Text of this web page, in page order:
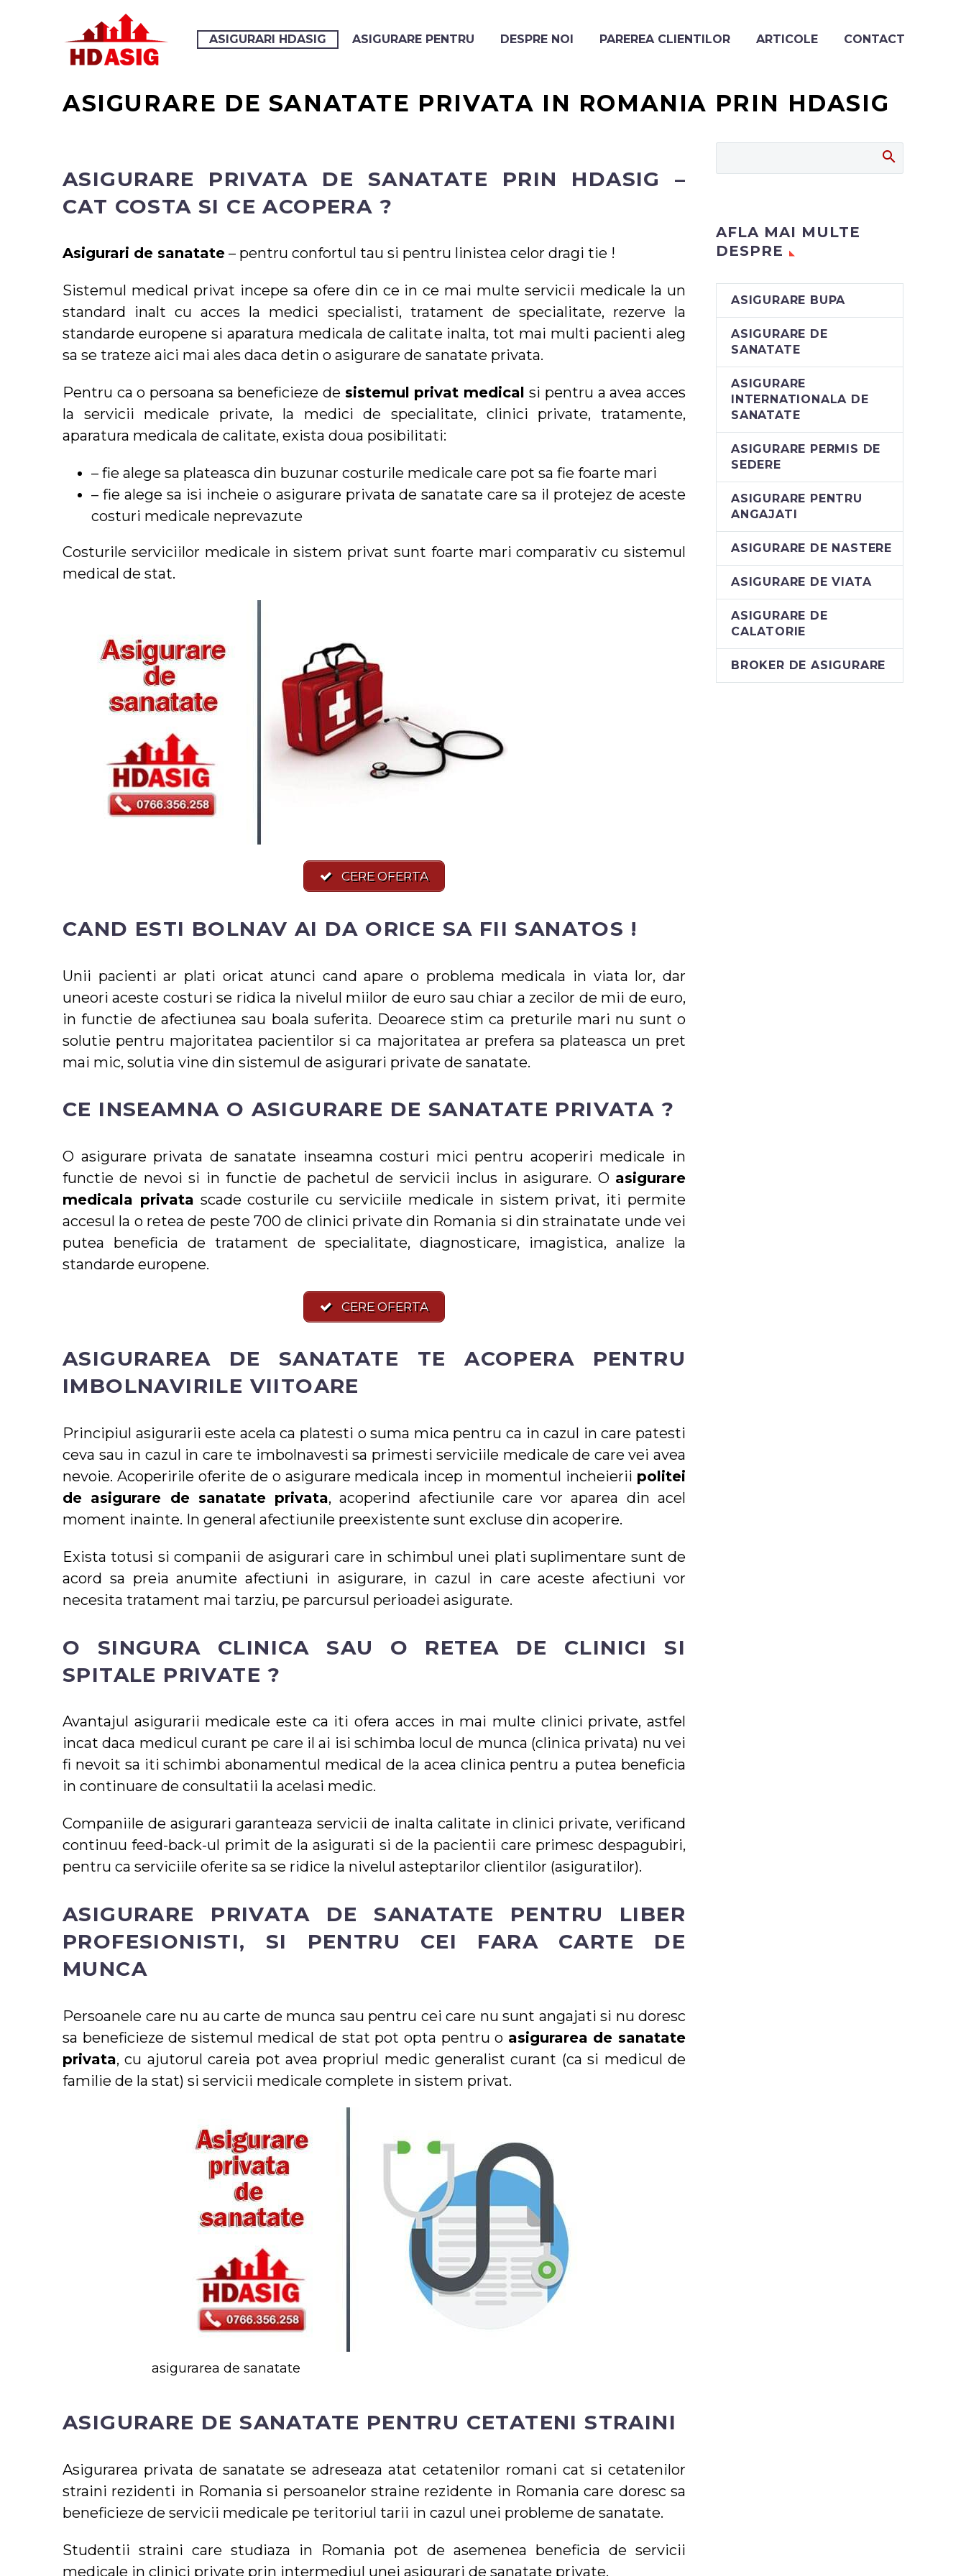
ASIGURARI HDASIG ASIGURARE PENTRU DESPRE NOI PAREREA CLIENTILOR ARTICOLE CONTACT
ASIGURARE DE SANATATE PRIVATA IN ROMANIA PRIN HDASIG
ASIGURARE PRIVATA DE SANATATE PRIN HDASIG
–
CAT COSTA SI CE ACOPERA ?
Asigurari de sanatate – pentru confortul tau si pentru linistea celor dragi tie !
Sistemul medical privat incepe sa ofere din ce in ce mai multe servicii medicale la un
standard inalt cu acces la medici specialisti, tratament de specialitate, rezerve la
standarde europene si aparatura medicala de calitate inalta, tot mai multi pacienti aleg
sa se trateze aici mai ales daca detin o asigurare de sanatate privata.
Pentru ca o persoana sa beneficieze de sistemul privat medicalsi pentru a avea acces
la servicii medicale private, la medici de specialitate, clinici private, tratamente,
aparatura medicala de calitate, exista doua posibilitati:
– fie alege sa plateasca din buzunar costurile medicale care pot sa fie foarte mari
– fie alege sa isi incheie o asigurare privata de sanatate care sa il protejez de aceste
costuri medicale neprevazute
Costurile serviciilor medicale in sistem privat sunt foarte mari comparativ cu sistemul
medical de stat.
CERE OFERTA
CAND ESTI BOLNAV AI DA ORICE SA FII SANATOS !
Unii pacienti ar plati oricat atunci cand apare o problema medicala in viata lor, dar
uneori aceste costuri se ridica la nivelul miilor de euro sau chiar a zecilor de mii de euro,
in functie de afectiunea sau boala suferita. Deoarece stim ca preturile mari nu sunt o
solutie pentru majoritatea pacientilor si ca majoritatea ar prefera sa plateasca un pret
mai mic, solutia vine din sistemul de asigurari private de sanatate.
CE INSEAMNA O ASIGURARE DE SANATATE PRIVATA ?
O asigurare privata de sanatate inseamna costuri mici pentru acoperiri medicale in
functie de nevoi si in functie de pachetul de servicii inclus in asigurare. O asigurare
medicala privata scade costurile cu serviciile medicale in sistem privat, iti permite
accesul la o retea de peste 700 de clinici private din Romania si din strainatate unde vei
putea beneficia de tratament de specialitate, diagnosticare, imagistica, analize la
standarde europene.
CERE OFERTA
ASIGURAREA DE SANATATE TE ACOPERA PENTRU
IMBOLNAVIRILE VIITOARE
Principiul asigurarii este acela ca platesti o suma mica pentru ca in cazul in care patesti
ceva sau in cazul in care te imbolnavesti sa primesti serviciile medicale de care vei avea
nevoie. Acoperirile oferite de o asigurare medicala incep in momentul incheierii politei
de asigurare de sanatate privata, acoperind afectiunile care vor aparea din acel
moment inainte. In general afectiunile preexistente sunt excluse din acoperire.
Exista totusi si companii de asigurari care in schimbul unei plati suplimentare sunt de
acord sa preia anumite afectiuni in asigurare, in cazul in care aceste afectiuni vor
necesita tratament mai tarziu, pe parcursul perioadei asigurate.
O SINGURA CLINICA SAU O RETEA DE CLINICI SI
SPITALE PRIVATE ?
Avantajul asigurarii medicale este ca iti ofera acces in mai multe clinici private, astfel
incat daca medicul curant pe care il ai isi schimba locul de munca (clinica privata) nu vei
fi nevoit sa iti schimbi abonamentul medical de la acea clinica pentru a putea beneficia
in continuare de consultatii la acelasi medic.
Companiile de asigurari garanteaza servicii de inalta calitate in clinici private, verificand
continuu feed-back-ul primit de la asigurati si de la pacientii care primesc despagubiri,
pentru ca serviciile oferite sa se ridice la nivelul asteptarilor clientilor (asiguratilor).
ASIGURARE PRIVATA DE SANATATE PENTRU LIBER
PROFESIONISTI, SI PENTRU CEI FARA CARTE DE
MUNCA
Persoanele care nu au carte de munca sau pentru cei care nu sunt angajati si nu doresc
sa beneficieze de sistemul medical de stat pot opta pentru o asigurarea de sanatate
privata, cu ajutorul careia pot avea propriul medic generalist curant (ca si medicul de
familie de la stat) si servicii medicale complete in sistem privat.
asigurarea de sanatate
ASIGURARE DE SANATATE PENTRU CETATENI STRAINI
Asigurarea privata de sanatate se adreseaza atat cetatenilor romani cat si cetatenilor
straini rezidenti in Romania si persoanelor straine rezidente in Romania care doresc sa
beneficieze de servicii medicale pe teritoriul tarii in cazul unei probleme de sanatate.
Studentii straini care studiaza in Romania pot de asemenea beneficia de servicii
medicale in clinici private prin intermediul unei asigurari de sanatate private.
AFLA MAI MULTE
DESPRE
ASIGURARE BUPA
ASIGURARE DE
SANATATE
ASIGURARE
INTERNATIONALA DE
SANATATE
ASIGURARE PERMIS DE
SEDERE
ASIGURARE PENTRU
ANGAJATI
ASIGURARE DE NASTERE
ASIGURARE DE VIATA
ASIGURARE DE
CALATORIE
BROKER DE ASIGURARE